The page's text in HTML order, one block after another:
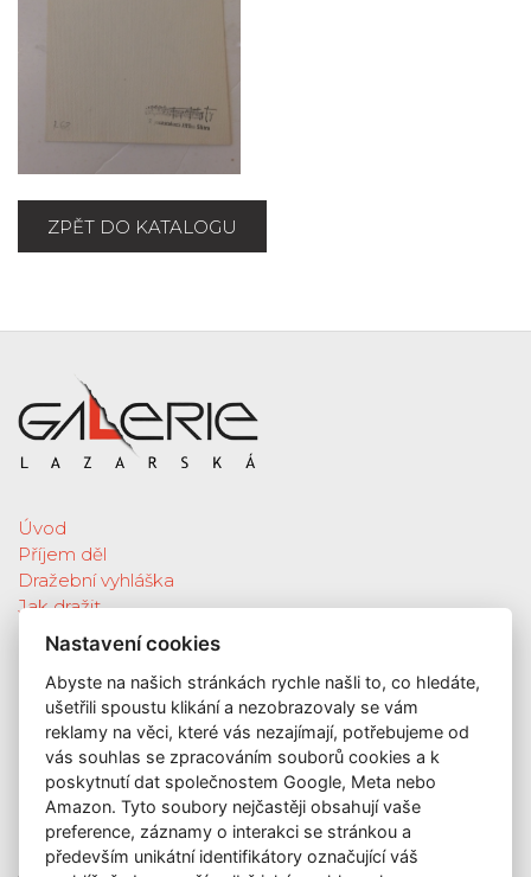
ZPĚT DO KATALOGU
Úvod
Příjem děl
Dražební vyhláška
Jak dražit
Galerie
Katalog vydražených děl
O nás
GDPR
Kontakt
KONTAKT
GALERIE LAZARSKÁ
Lazarská 7
Nastavení cookies
Abyste na našich stránkách rychle našli to, co hledáte,
ušetřili spoustu klikání a nezobrazovaly se vám
reklamy na věci, které vás nezajímají, potřebujeme od
vás souhlas se zpracováním souborů cookies a k
poskytnutí dat společnostem Google, Meta nebo
Amazon. Tyto soubory nejčastěji obsahují vaše
preference, záznamy o interakci se stránkou a
především unikátní identifikátory označující váš